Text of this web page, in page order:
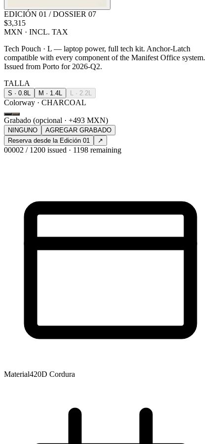
EDICIÓN 01 / DOSSIER 07
$3,315
MXN · INCL. TAX
Tech Pouch · L — laptop power, full tech kit. Anchor-Latch
compatible with every component of the Manifest Office system.
Issued from Porto for 2026-Q2.
TALLA
S · 0.8L M · 1.4L L · 2.2L
Colorway · CHARCOAL
Grabado (opcional · +493 MXN)
NINGUNO
AGREGAR GRABADO
Reserva desde la Edición 01
↗
00002 / 1200 issued · 1198 remaining
Material420D Cordura